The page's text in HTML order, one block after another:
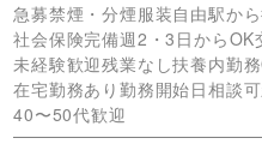
急募禁煙・分煙服装自由駅か
社会保険完備週2・3日からOK
未経験歓迎残業なし扶養内勤
在宅勤務あり勤務開始日相談可
40〜50代歓迎